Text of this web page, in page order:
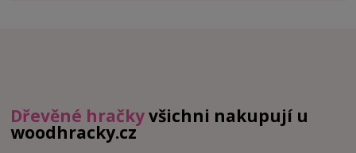
Dřevěné hračkyvšichni nakupují u
woodhracky.cz